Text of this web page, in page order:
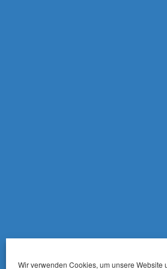
Wir verwenden Cookies, um unsere